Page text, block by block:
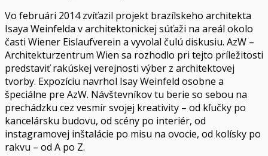
Vo februári 2014 zvíťazil projekt brazílskeho architekta
Isaya Weinfelda v architektonickej súťaži na areál okolo
časti Wiener Eislaufverein a vyvolal čulú diskusiu. AzW –
Architekturzentrum Wien sa rozhodlo pri tejto príležitosti
predstaviť rakúskej verejnosti výber z architektovej
tvorby. Expozíciu navrhol Isay Weinfeld osobne a
špeciálne pre AzW. Návštevníkov tu berie so sebou na
prechádzku cez vesmír svojej kreativity – od kľučky po
kancelársku budovu, od scény po interiér, od
instagramovej inštalácie po misu na ovocie, od kolísky po
rakvu – od A po Z.